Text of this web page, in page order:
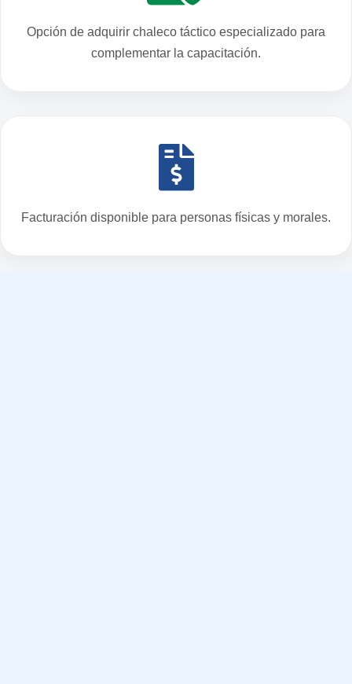
Opción de adquirir chaleco táctico especializado para
complementar la capacitación.
Facturación disponible para personas físicas y morales.